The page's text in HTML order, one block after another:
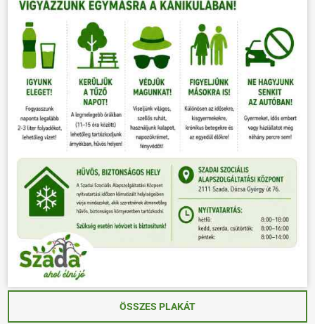
ÖSSZES PLAKÁT